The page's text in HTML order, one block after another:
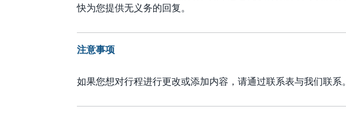
快为您提供无义务的回复。
注意事项
如果您想对行程进行更改或添加内容，请通过联系表与我们联系。